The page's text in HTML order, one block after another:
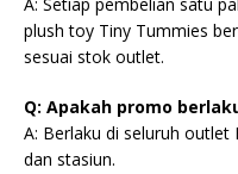
plush toy Tiny Tummies
sesuai stok outlet.
Q: Apakah promo
A: Berlaku di seluruh
dan stasiun.